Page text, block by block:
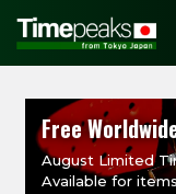
Free
August Limited
Available for